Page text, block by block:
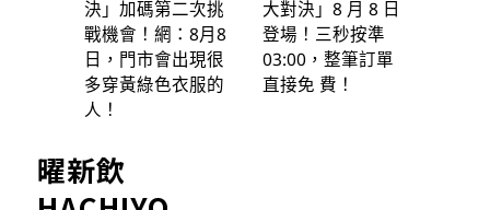
決」加碼第二次挑
戰機會！網：8月8
日，門市會出現很
多穿黃綠色衣服的
人！
大對決」8 月 8 日
登場！三秒按準
03:00，整筆訂單
直接免 費！
曜新飲